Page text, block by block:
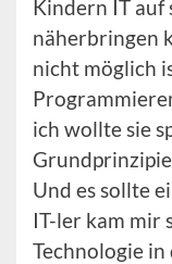
Kindern IT auf
näherbringen
nicht möglich
ich wollte sie
Und es sollte
IT-ler kam mir
Technologie